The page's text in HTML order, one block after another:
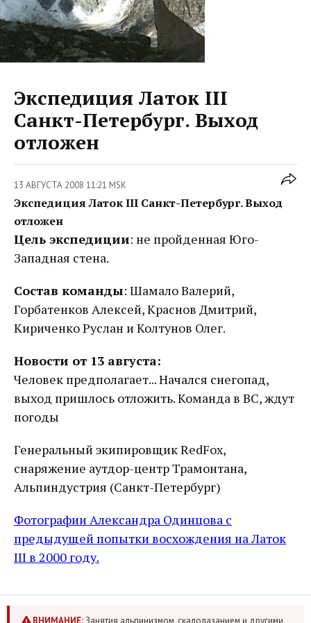
Экспедиция Латок III
Санкт-Петербург. Выход
отложен
13 АВГУСТА 2008 11:21 MSK
Экспедиция Латок III Санкт-Петербург. Выход
отложен
Цель экспедиции: не пройденная Юго-
Западная стена.
Состав команды: Шамало Валерий,
Горбатенков Алексей, Краснов Дмитрий,
Кириченко Руслан и Колтунов Олег.
Новости от 13 августа:
Человек предполагает... Начался снегопад,
выход пришлось отложить. Команда в ВС, ждут
погоды
Генеральный экипировщик RedFox,
снаряжение аутдор-центр Трамонтана,
Альпиндустрия (Санкт-Петербург)
Фотографии Александра Одинцова с
предыдущей попытки восхождения на Латок
III в 2000 году.
ВНИМАНИЕ: Занятия альпинизмом, скалолазанием и другими